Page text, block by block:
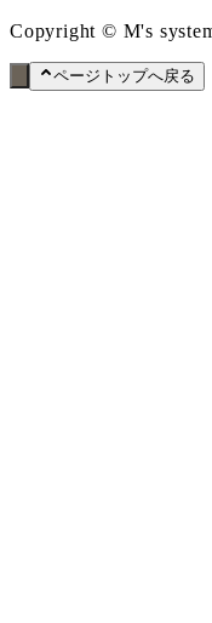
Copyright © M's
ページトップへ戻る